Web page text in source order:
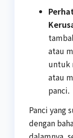
atau
untuk
atau
panci.
Panci yang
dengan